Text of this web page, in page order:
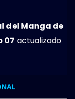
del Manga de
07 actualizado